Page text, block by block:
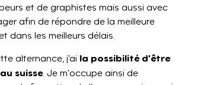
et de graphistes mais aussi avec
afin de répondre de la meilleure
dans les meilleurs délais.
alternance, j’ai la possibilité d’être
suisse. Je m’occupe ainsi de